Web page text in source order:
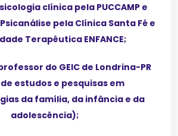
clínica pela PUCCAMP e
pela Clínica Santa Fé e
Terapêutica ENFANCE;
do GEIC de Londrina-PR
estudos e pesquisas em
da família, da infância e da
adolescência);